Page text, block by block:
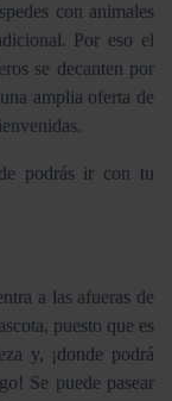
con animales
Por eso el
se decanten por
amplia oferta de
podrás ir con tu
a las afueras de
puesto que es
y, ¡donde podrá
Se puede pasear